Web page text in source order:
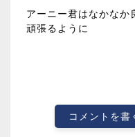
アーニー君はなかなか
頑張るように
コメントを書